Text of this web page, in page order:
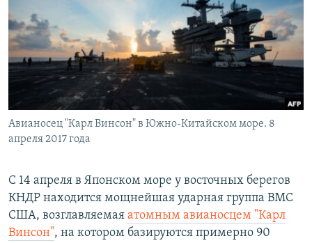
Авианосец "Карл Винсон" в Южно-Китайском море. 8
апреля 2017 года
С 14 апреля в Японском море у восточных берегов
КНДР находится мощнейшая ударная группа ВМС
США, возглавляемая атомным авианосцем "Карл
Винсон", на котором базируются примерно 90